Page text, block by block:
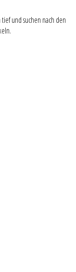
und suchen nach den